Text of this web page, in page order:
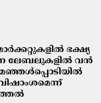
ഭക്ഷ്യ
ലേബലുകളിൽ വൻ
മഞ്ഞൾപ്പൊടിയിൽ